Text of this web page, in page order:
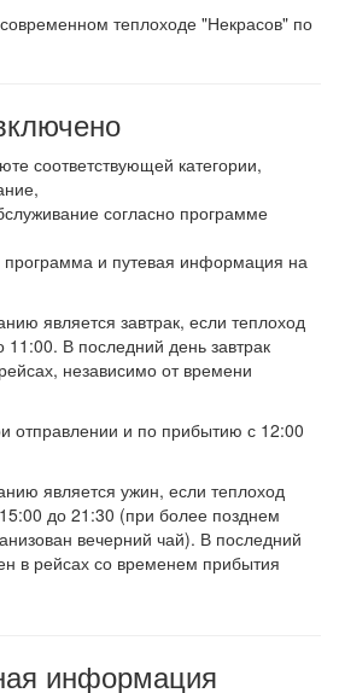
теплоходе "Некрасов" по
соответствующей категории,
согласно программе
программа и путевая информация на
является завтрак, если теплоход
11:00. В последний день завтрак
независимо от времени
отправлении и по прибытию с 12:00
является ужин, если теплоход
до 21:30 (при более позднем
вечерний чай). В последний
в рейсах со временем прибытия
информация